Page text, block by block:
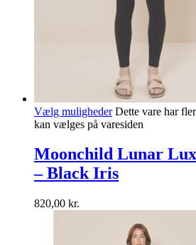
Vælg muligheder Dette vare har
kan vælges på varesiden
Moonchild Lunar
– Black Iris
820,00 kr.